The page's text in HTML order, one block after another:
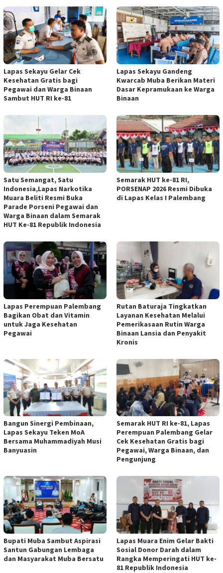
Lapas Sekayu Gelar Cek
Kesehatan Gratis bagi
Pegawai dan Warga Binaan
Sambut HUT RI ke-81
Lapas Sekayu Gandeng
Kwarcab Muba Berikan Materi
Dasar Kepramukaan ke Warga
Binaan
Satu Semangat, Satu
Indonesia,Lapas Narkotika
Muara Beliti Resmi Buka
Parade Porseni Pegawai dan
Warga Binaan dalam Semarak
HUT Ke-81 Republik Indonesia
Semarak HUT ke-81 RI,
PORSENAP 2026 Resmi Dibuka
di Lapas Kelas I Palembang
Lapas Perempuan Palembang
Bagikan Obat dan Vitamin
untuk Jaga Kesehatan
Pegawai
Rutan Baturaja Tingkatkan
Layanan Kesehatan Melalui
Pemerikasaan Rutin Warga
Binaan Lansia dan Penyakit
Kronis
Bangun Sinergi Pembinaan,
Lapas Sekayu Teken MoA
Bersama Muhammadiyah Musi
Banyuasin
Semarak HUT RI ke-81, Lapas
Perempuan Palembang Gelar
Cek Kesehatan Gratis bagi
Pegawai, Warga Binaan, dan
Pengunjung
Bupati Muba Sambut Aspirasi
Santun Gabungan Lembaga
dan Masyarakat Muba Bersatu
Lapas Muara Enim Gelar Bakti
Sosial Donor Darah dalam
Rangka Memperingati HUT ke-
81 Republik Indonesia